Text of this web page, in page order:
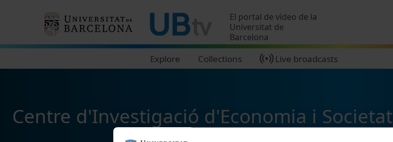
El portal de vídeo de la
Universitat de
Barcelona
Explore Collections Live broadcasts
Centre d'Investigació d'Economia i Societat